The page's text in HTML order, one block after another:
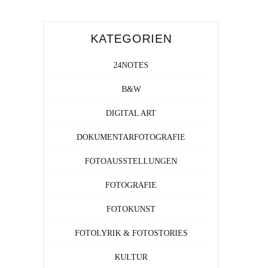
KATEGORIEN
24NOTES
B&W
DIGITAL ART
DOKUMENTARFOTOGRAFIE
FOTOAUSSTELLUNGEN
FOTOGRAFIE
FOTOKUNST
FOTOLYRIK & FOTOSTORIES
KULTUR